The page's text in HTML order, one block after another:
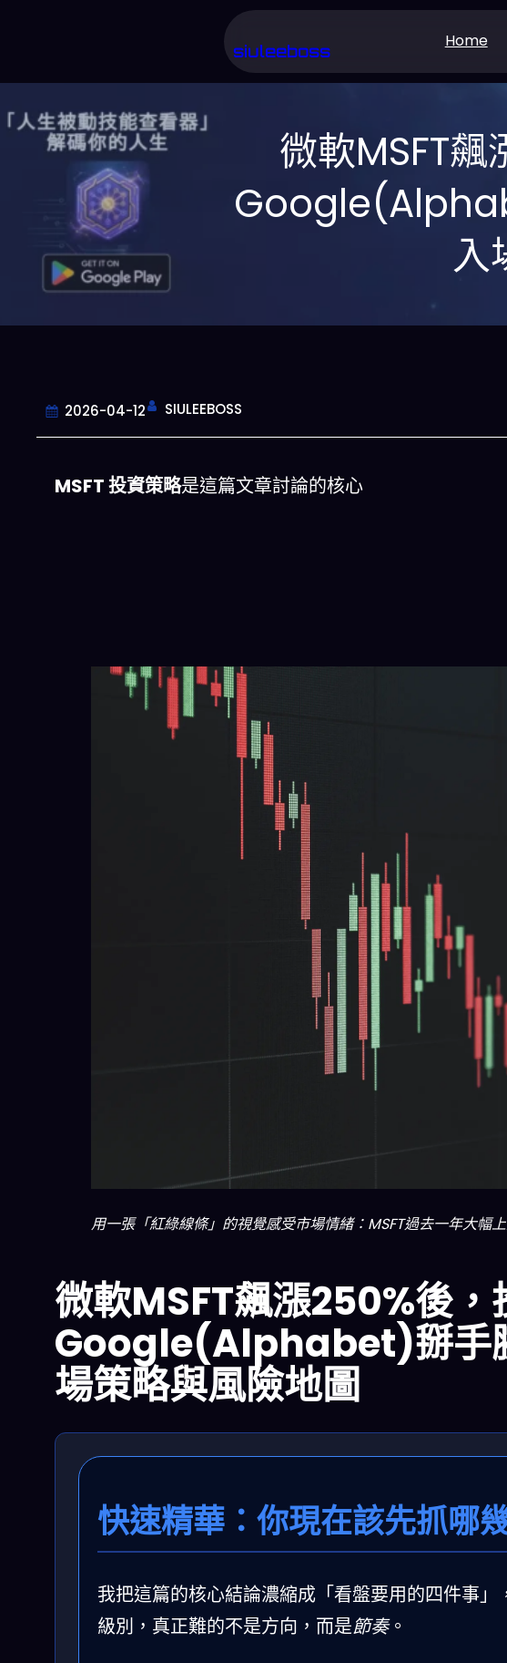
主
要
siuleeboss Home
微軟MSFT
入
2026-04-12 SIULEEBOSS
MSFT 投資策略是這篇文章討論的核心
用一張「紅綠線條」的視覺感受市場情緒：MSFT過去一年大幅
微軟MSFT飆漲250%後，
Google(Alphabet)掰手
場策略與風險地圖
快速精華：你現在該先抓哪
我把這篇的核心結論濃縮成「看盤要用的四件事
級別，真正難的不是方向，而是節奏。